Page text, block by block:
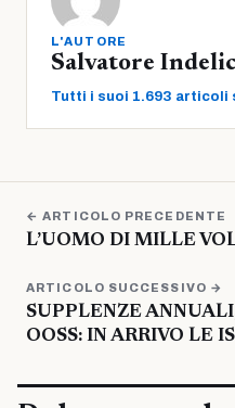
L'AUTORE
Salvatore
Tutti i suoi 1.693 articoli
← ARTICOLO PRECEDENTE
L’UOMO DI MILLE
ARTICOLO SUCCESSIVO →
SUPPLENZE
OOSS: IN ARRIVO LE